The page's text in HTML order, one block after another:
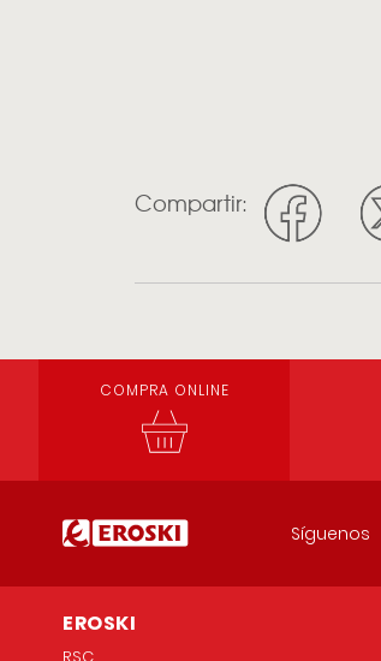
Compartir:
COMPRA ONLINE
Síguenos
EROSKI